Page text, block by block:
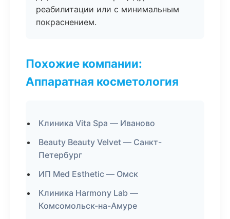
реабилитации или с минимальным
покраснением.
Похожие компании:
Аппаратная косметология
Клиника Vita Spa — Иваново
Beauty Beauty Velvet — Санкт-
Петербург
ИП Med Esthetic — Омск
Клиника Harmony Lab —
Комсомольск-на-Амуре